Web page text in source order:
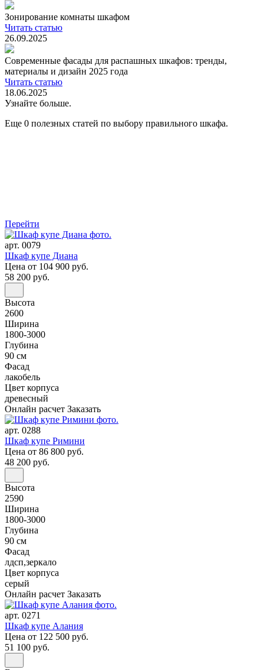
Зонирование комнаты шкафом
Читать статью
26.09.2025
Современные фасады для распашных шкафов: тренды,
материалы и дизайн 2025 года
Читать статью
18.06.2025
Узнайте больше.
Еще 0 полезных статей по выбору правильного шкафа.
Перейти
арт. 0079
Шкаф купе Диана
Цена от 104 900 руб.
58 200 руб.
Высота
2600
Ширина
1800-3000
Глубина
90 см
Фасад
лакобель
Цвет корпуса
древесный
Онлайн расчет Заказать
арт. 0288
Шкаф купе Римини
Цена от 86 800 руб.
48 200 руб.
Высота
2590
Ширина
1800-3000
Глубина
90 см
Фасад
лдсп,зеркало
Цвет корпуса
серый
Онлайн расчет Заказать
арт. 0271
Шкаф купе Алания
Цена от 122 500 руб.
51 100 руб.